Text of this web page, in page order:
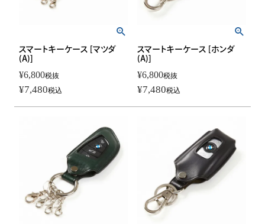
スマートキーケース [マツダ
(A)]
¥6,800税抜
¥7,480税込
スマートキーケース [ホンダ
(A)]
¥6,800税抜
¥7,480税込